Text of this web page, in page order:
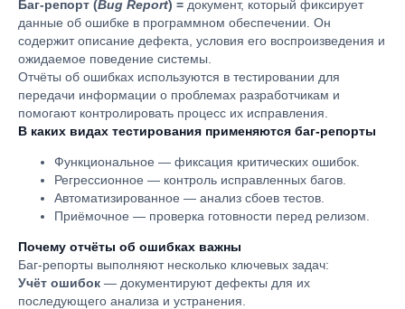
Баг-репорт (Bug Report) = документ, который фиксирует
данные об ошибке в программном обеспечении. Он
содержит описание дефекта, условия его воспроизведения и
ожидаемое поведение системы.
Отчёты об ошибках используются в тестировании для
передачи информации о проблемах разработчикам и
помогают контролировать процесс их исправления.
В каких видах тестирования применяются баг-репорты
Функциональное — фиксация критических ошибок.
Регрессионное — контроль исправленных багов.
Автоматизированное — анализ сбоев тестов.
Приёмочное — проверка готовности перед релизом.
Почему отчёты об ошибках важны
Баг-репорты выполняют несколько ключевых задач:
Учёт ошибок — документируют дефекты для их
последующего анализа и устранения.